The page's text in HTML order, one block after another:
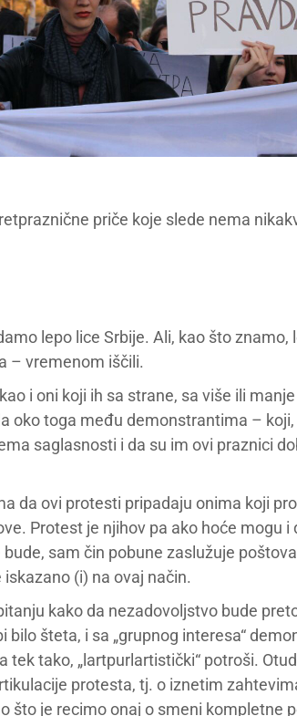
priče koje slede nema
lepo lice Srbije. Ali, kao što znamo,
– vremenom iščili.
i oni koji ih sa strane, sa više ili
oko toga među demonstrantima –
saglasnosti i da su im ovi praznici
da ovi protesti pripadaju onima koji
Protest je njihov pa ako hoće mogu i
sam čin pobune zaslužuje
(i) na ovaj način.
kako da nezadovoljstvo bude
bilo šteta, i sa „grupnog interesa“
tek tako, „lartpurlartistički“ potroši.
protesta, tj. o iznetim
što je recimo onaj o smeni kompletne